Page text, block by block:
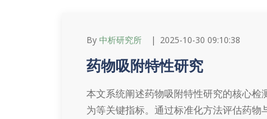
By 中析研究所 2025-10-30 09:10:38
药物吸附特性研究
本文系统阐述药物吸附特性研究的核心
为等关键指标。通过标准化方法评估药